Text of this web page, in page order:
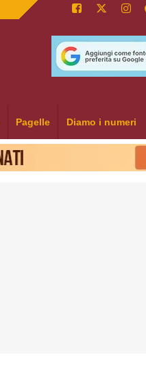
Pagelle Diamo i numeri